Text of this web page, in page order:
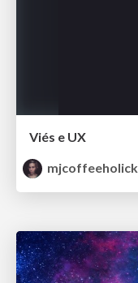
Viés e UX
mjcoffeeholick